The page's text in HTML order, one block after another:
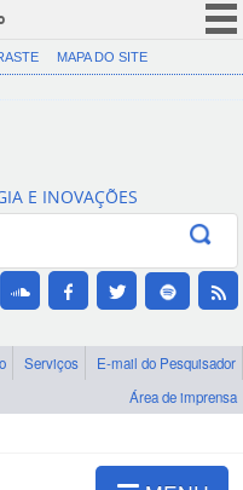
CORONAVÍRUS (COVID-19)
Canais
MAPA DO SITE
E INOVAÇÕES
Serviços
E-mail do Pesquisador
Área de imprensa